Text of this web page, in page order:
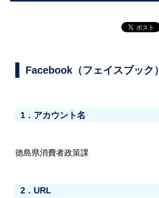
Facebook（フェイスブック）
1．アカウント名
徳島県消費者政策課
2．URL